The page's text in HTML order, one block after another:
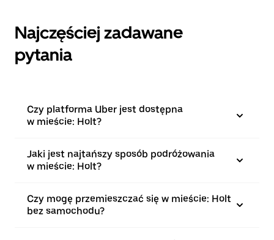
Najczęściej zadawane
pytania
Czy platforma Uber jest dostępna
w mieście: Holt?
Jaki jest najtańszy sposób podróżowania
w mieście: Holt?
Czy mogę przemieszczać się w mieście: Holt
bez samochodu?